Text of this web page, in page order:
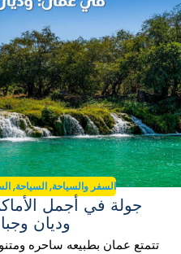
السفر والسياحة, السياحة,
جولة في أجمل
وديان
تتمتع عمان بطبيعه ساحره